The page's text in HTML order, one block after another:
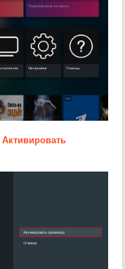
Активировать